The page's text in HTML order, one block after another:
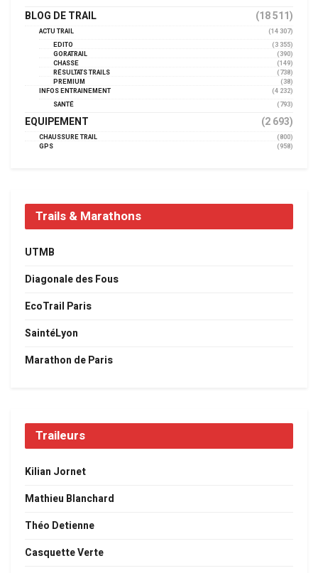
BLOG DE TRAIL (18 511)
ACTU TRAIL
(14 307)
EDITO
(3 355)
GORATRAIL
(390)
CHASSE
(149)
RÉSULTATS TRAILS
(738)
PREMIUM
(38)
INFOS ENTRAINEMENT
(4 232)
SANTÉ
(793)
EQUIPEMENT (2 693)
CHAUSSURE TRAIL
(800)
GPS
(958)
Trails & Marathons
UTMB
Diagonale des Fous
EcoTrail Paris
SaintéLyon
Marathon de Paris
Traileurs
Kilian Jornet
Mathieu Blanchard
Théo Detienne
Casquette Verte